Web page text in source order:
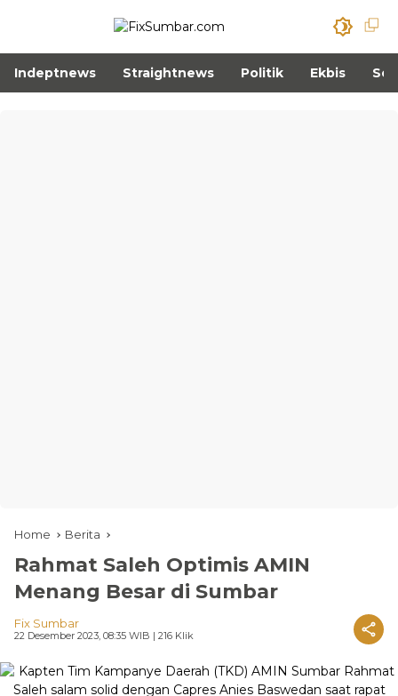
Indeptnews Straightnews Politik Ekbis
Home Berita
Rahmat Saleh Optimis AMIN
Menang Besar di Sumbar
Fix Sumbar
22 Desember 2023, 08:35 WIB | 216 Klik